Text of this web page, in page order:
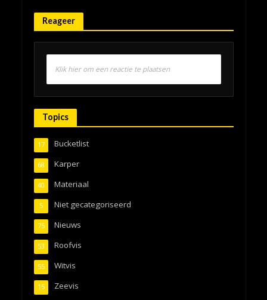
Reageer
Klik hier om een reactie te plaatsen
Topics
Bucketlist
17
Karper
68
Materiaal
40
Niet gecategoriseerd
5
Nieuws
75
Roofvis
53
Witvis
55
Zeevis
15